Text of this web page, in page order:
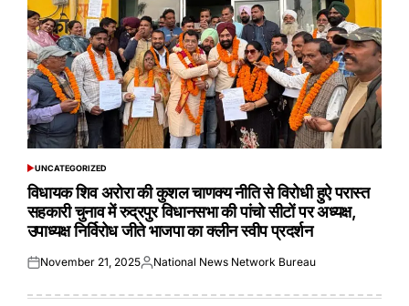
POSTED
IN
UNCATEGORIZED
विधायक शिव अरोरा की कुशल चाणक्य नीति से विरोधी हुऐ परास्त
सहकारी चुनाव में रुद्रपुर विधानसभा की पांचो सीटों पर अध्यक्ष,
उपाध्यक्ष निर्विरोध जीते भाजपा का क्लीन स्वीप प्रदर्शन
Posted
November 21, 2025Posted
National News Network Bureau